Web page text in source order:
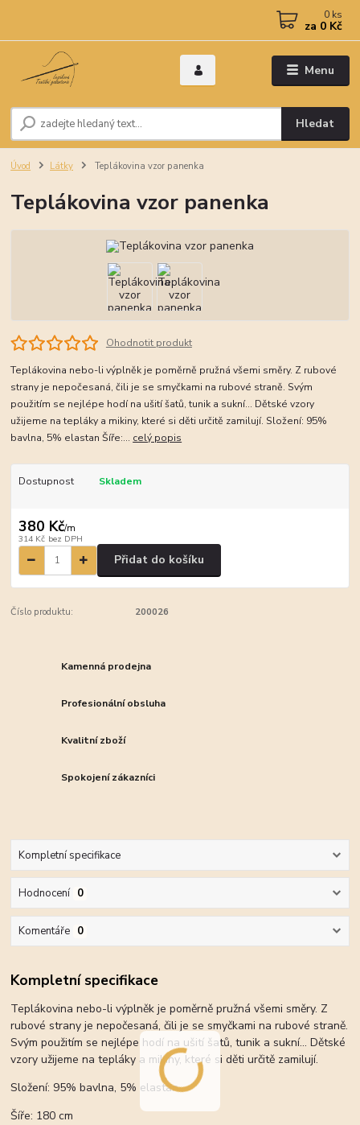
Menu
Hledat
0 ks
za 0 Kč
Úvod Látky Teplákovina vzor panenka
Teplákovina vzor panenka
Ohodnotit produkt
Teplákovina nebo-li výplněk je poměrně pružná všemi směry. Z rubové
strany je nepočesaná, čili je se smyčkami na rubové straně. Svým
použitím se nejlépe hodí na ušití šatů, tunik a sukní... Dětské vzory
užijeme na tepláky a mikiny, které si děti určitě zamilují. Složení: 95%
bavlna, 5% elastan Šíře:... celý popis
Dostupnost Skladem
380 Kč/m
314 Kč bez DPH
Přidat do košíku
Číslo produktu: 200026
Kamenná prodejna
Profesionální obsluha
Kvalitní zboží
Spokojení zákazníci
Kompletní specifikace
Hodnocení 0
Komentáře 0
Kompletní specifikace
Teplákovina nebo-li výplněk je poměrně pružná všemi směry. Z
rubové strany je nepočesaná, čili je se smyčkami na rubové straně.
Svým použitím se nejlépe hodí na ušití šatů, tunik a sukní... Dětské
vzory užijeme na tepláky a mikiny, které si děti určitě zamilují.
Složení: 95% bavlna, 5% elastan
Šíře: 180 cm